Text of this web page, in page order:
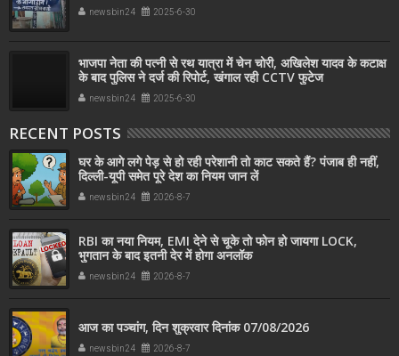
newsbin24 2025-6-30
भाजपा नेता की पत्नी से रथ यात्रा में चेन चोरी, अखिलेश यादव के कटाक्ष
के बाद पुलिस ने दर्ज की रिपोर्ट, खंगाल रही CCTV फुटेज
newsbin24 2025-6-30
RECENT POSTS
घर के आगे लगे पेड़ से हो रही परेशानी तो काट सकते हैं? पंजाब ही नहीं,
दिल्‍ली-यूपी समेत पूरे देश का नियम जान लें
newsbin24 2026-8-7
RBI का नया नियम, EMI देने से चूके तो फोन हो जायगा LOCK,
भुगतान के बाद इतनी देर में होगा अनलॉक
newsbin24 2026-8-7
आज का पञ्चांग, दिन शुक्रवार दिनांक 07/08/2026
newsbin24 2026-8-7